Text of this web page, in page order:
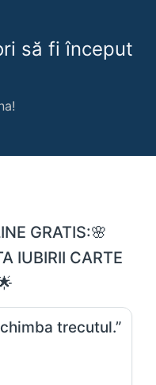
să fi început
GRATIS:🌸
IUBIRII CARTE
trecutul.”